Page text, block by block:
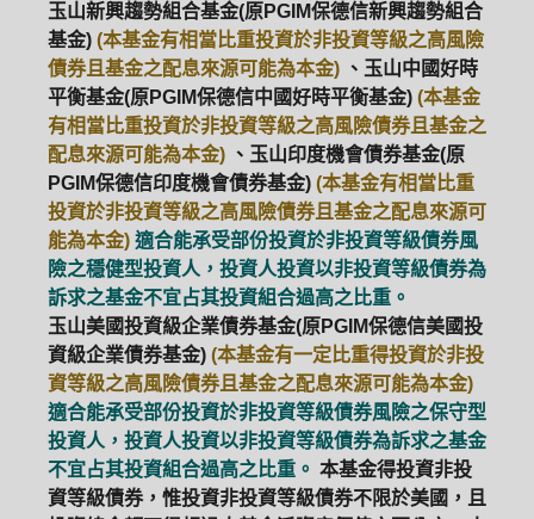
玉山新興趨勢組合基金(原PGIM保德信新興趨勢組合
基金) (本基金有相當比重投資於非投資等級之高風險
債券且基金之配息來源可能為本金) 、玉山中國好時
平衡基金(原PGIM保德信中國好時平衡基金) (本基金
有相當比重投資於非投資等級之高風險債券且基金之
配息來源可能為本金) 、玉山印度機會債券基金(原
PGIM保德信印度機會債券基金) (本基金有相當比重
投資於非投資等級之高風險債券且基金之配息來源可
能為本金) 適合能承受部份投資於非投資等級債券風
險之穩健型投資人，投資人投資以非投資等級債券為
訴求之基金不宜占其投資組合過高之比重。
玉山美國投資級企業債券基金(原PGIM保德信美國投
資級企業債券基金) (本基金有一定比重得投資於非投
資等級之高風險債券且基金之配息來源可能為本金)
適合能承受部份投資於非投資等級債券風險之保守型
投資人，投資人投資以非投資等級債券為訴求之基金
不宜占其投資組合過高之比重。 本基金得投資非投
資等級債券，惟投資非投資等級債券不限於美國，且